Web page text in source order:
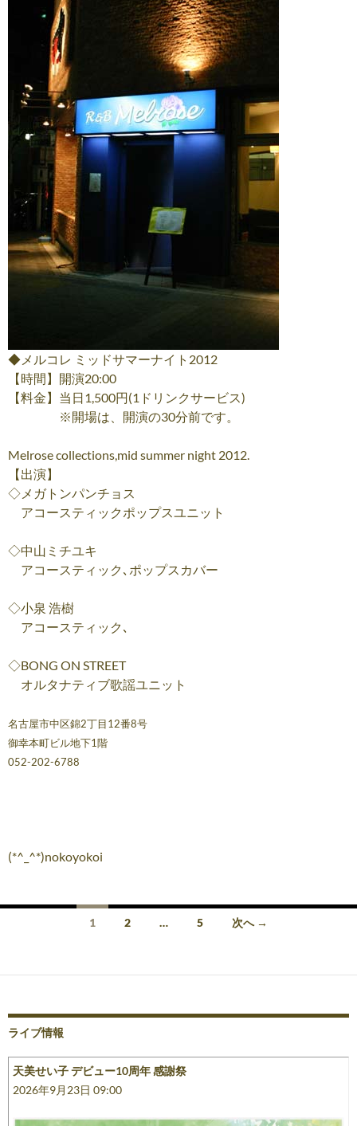
◆メルコレ ミッドサマーナイト2012
【時間】開演20:00
【料金】当日1,500円(1ドリンクサービス)
※開場は、開演の30分前です。
Melrose collections,mid summer night 2012.
【出演】
◇メガトンパンチョス
アコースティックポップスユニット
◇中山ミチユキ
アコースティック､ポップスカバー
◇小泉 浩樹
アコースティック､
◇BONG ON STREET
オルタナティブ歌謡ユニット
名古屋市中区錦2丁目12番8号
御幸本町ビル地下1階
052-202-6788
(*^_^*)nokoyokoi
ナ
ゲ
ー
シ
ョ
1 2 … 5 次へ →
ライブ情報
天美せい子 デビュー10周年 感謝祭
2026年9月23日 09:00